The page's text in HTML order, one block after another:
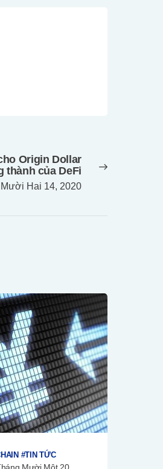
Next
Origin Dollar
thành của DeFi
Hai 14, 2020
TIN TỨC
Mười Một 20,